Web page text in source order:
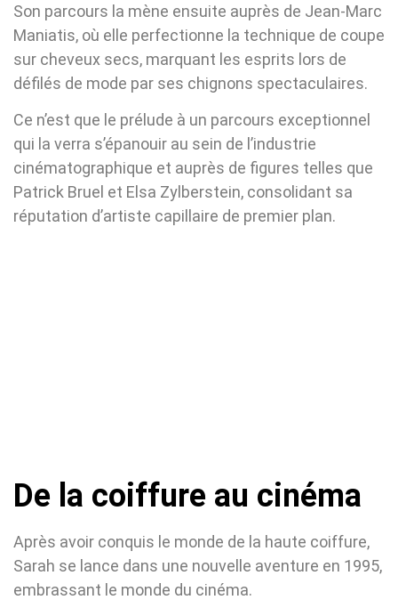
Son parcours la mène ensuite auprès de Jean-Marc
Maniatis, où elle perfectionne la technique de coupe
sur cheveux secs, marquant les esprits lors de
défilés de mode par ses chignons spectaculaires.
Ce n’est que le prélude à un parcours exceptionnel
qui la verra s’épanouir au sein de l’industrie
cinématographique et auprès de figures telles que
Patrick Bruel et Elsa Zylberstein, consolidant sa
réputation d’artiste capillaire de premier plan.
De la coiffure au cinéma
Après avoir conquis le monde de la haute coiffure,
Sarah se lance dans une nouvelle aventure en 1995,
embrassant le monde du cinéma.